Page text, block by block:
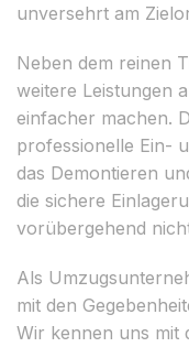
unversehrt am
Neben dem reinen
weitere Leistungen
einfacher machen.
professionelle Ein-
das Demontieren
die sichere
vorübergehend
Als
mit den
Wir kennen uns mit